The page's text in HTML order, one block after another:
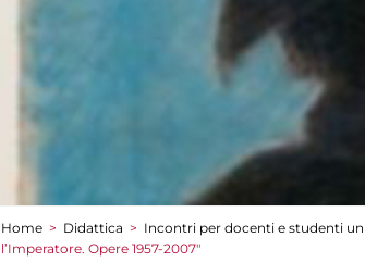
Tu sei qui
Home > Didattica > Incontri per docenti e studenti
l’Imperatore. Opere 1957-2007"